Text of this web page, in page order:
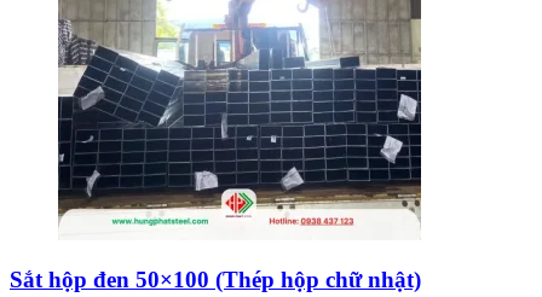
Sắt hộp đen 50×100 (Thép hộp chữ nhật)